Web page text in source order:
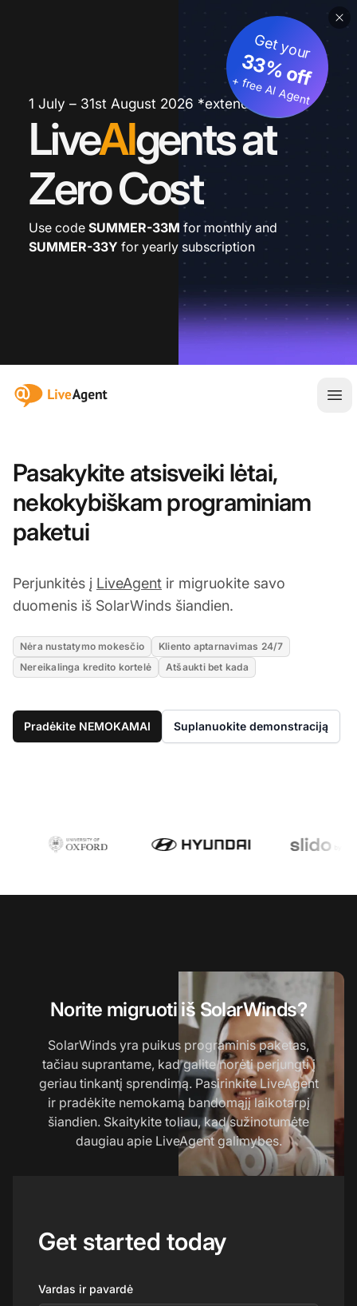
1 July – 31st August 2026 *extended
LiveAIgents at
Zero Cost
Get your
33% off
+ free AI Agent
Use code SUMMER-33M for monthly and
SUMMER-33Y for yearly subscription
:site.title
Pasakykite atsisveiki lėtai,
nekokybiškam programiniam
paketui
Perjunkitės į LiveAgent ir migruokite savo
duomenis iš SolarWinds šiandien.
Nėra nustatymo mokesčio
Kliento aptarnavimas 24/7
Nereikalinga kredito kortelė
Atšaukti bet kada
Pradėkite NEMOKAMAI Suplanuokite demonstraciją
Norite migruoti iš SolarWinds?
SolarWinds yra puikus programinis paketas,
tačiau suprantame, kad galite norėti perjungti į
geriau tinkantį sprendimą. Pasirinkite LiveAgent
ir pradėkite nemokamą bandomąjį laikotarpį
šiandien. Skaitykite toliau, kad sužinotumėte
daugiau apie LiveAgent galimybes.
Get started today
Vardas ir pavardė